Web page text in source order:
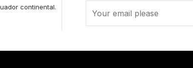
continental.